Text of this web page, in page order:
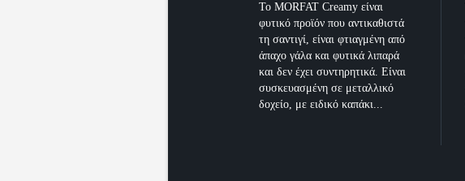
Το MORFAT Creamy είναι
φυτικό προϊόν που αντικαθιστά
τη σαντιγί, είναι φτιαγμένη από
άπαχο γάλα και φυτικά λιπαρά
και δεν έχει συντηρητικά. Είναι
συσκευασμένη σε μεταλλικό
δοχείο, με ειδικό καπάκι...